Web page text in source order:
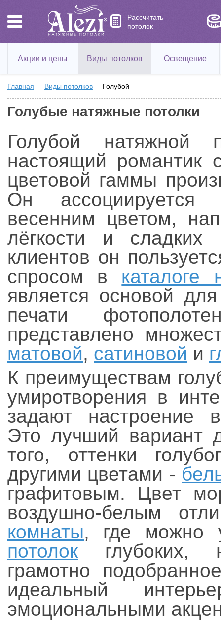
Рассчитать
потолок
Акции и цены Виды потолков Освещение
Главная Виды потолков Голубой
Голубые натяжные потолки
Голубой натяжной
настоящий романтик
цветовой гаммы
Он
весенним цветом,
лёгкости и сладких
клиентов он
спросом в каталоге
является основой
печати
представлено
матовой, сатиновой и
К преимуществам
умиротворения в
задают настроение
Это лучший вариант
того, оттенки
другими цветами -
графитовым. Цвет
воздушно-белым
комнаты, где можно
потолок глубоких,
грамотно
идеальный
эмоциональными